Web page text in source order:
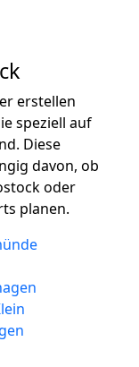
erstellen
speziell auf
Diese
davon, ob
oder
planen.